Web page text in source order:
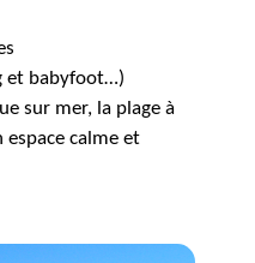
et babyfoot…)
sur mer, la plage à
calme et